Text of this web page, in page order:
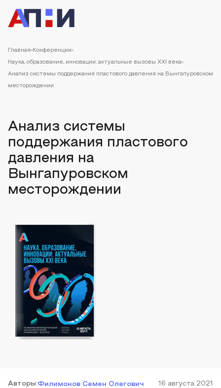
Главная Конференции
Наука, образование, инновации: актуальные вызовы XXI века
Анализ системы поддержания пластового давления на Вынгапуровском
месторождении
Анализ системы
поддержания пластового
давления на
Вынгапуровском
месторождении
Авторы:Филимонов Семен Олегович
16 августа 2021